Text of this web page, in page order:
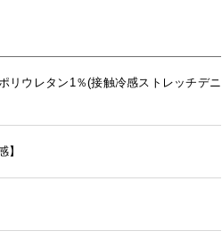
リウレタン1％(接触冷感ストレッチデニ
】